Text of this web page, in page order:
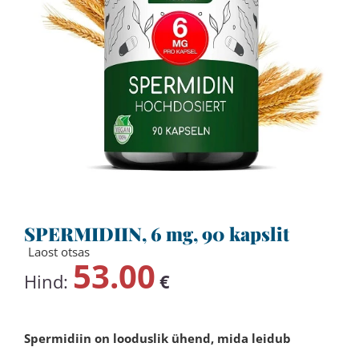
SPERMIDIIN, 6 mg, 90 kapslit
Laost otsas
Hind: 53.00 €
Spermidiin on looduslik ühend, mida leidub